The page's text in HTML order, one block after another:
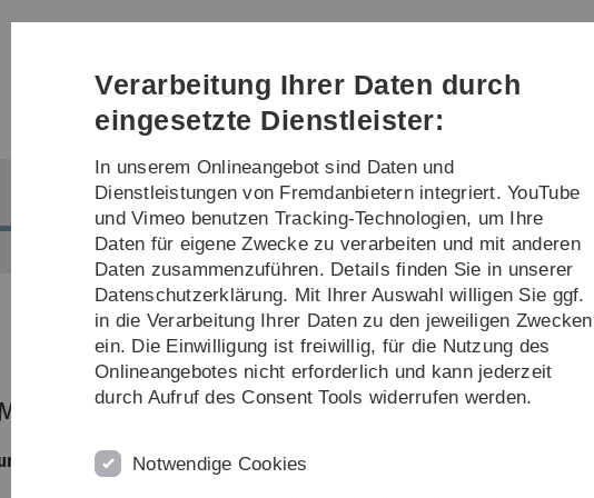
Direkt
Direkt
Direkt
(Sprache,
Drucken,
Social
Direkt
Direkt
Forschung Transfer
Tag
Verarbeitung Ihrer Daten durch
eingesetzte Dienstleister:
In unserem Onlineangebot sind Daten und
Dienstleistungen von Fremdanbietern integriert. YouTube
und Vimeo benutzen Tracking-Technologien, um Ihre
Daten für eigene Zwecke zu verarbeiten und mit anderen
Daten zusammenzuführen. Details finden Sie in unserer
Datenschutzerklärung. Mit Ihrer Auswahl willigen Sie ggf.
in die Verarbeitung Ihrer Daten zu den jeweiligen Zwecken
ein. Die Einwilligung ist freiwillig, für die Nutzung des
Onlineangebotes nicht erforderlich und kann jederzeit
durch Aufruf des Consent Tools widerrufen werden.
Notwendige Cookies